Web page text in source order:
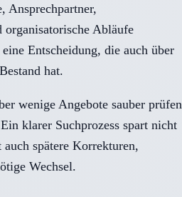
Ansprechpartner,
organisatorische Abläufe
Entscheidung, die auch über
hat.
wenige Angebote sauber prüfen
klarer Suchprozess spart nicht
spätere Korrekturen,
Wechsel.